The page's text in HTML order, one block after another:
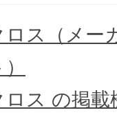
ロス（メー
ロス の掲載